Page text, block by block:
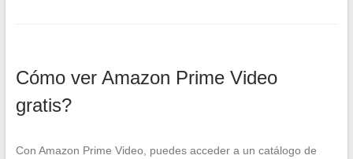
Cómo ver Amazon Prime Video
gratis?
Con Amazon Prime Video, puedes acceder a un catálogo de